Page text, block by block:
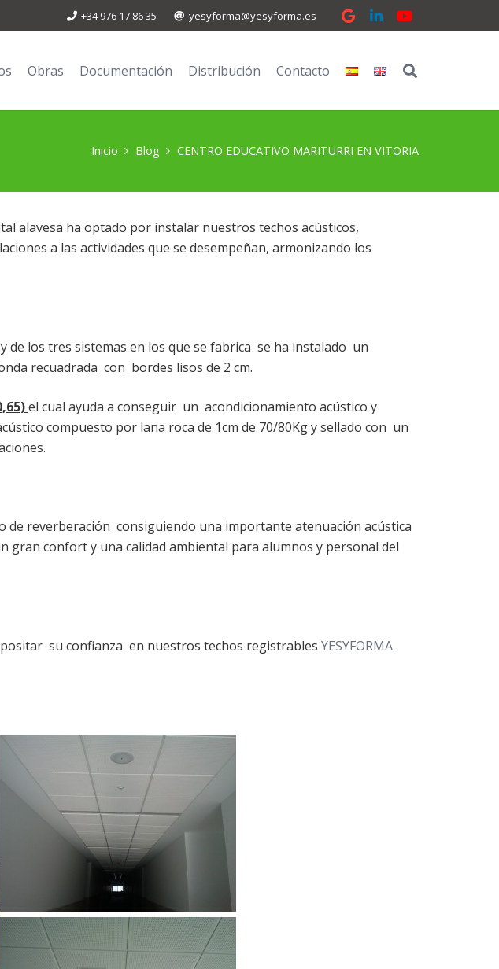
+34 976 17 86 35 yesyforma@yesyforma.es
Obras Documentación Distribución Contacto
Inicio Blog CENTRO EDUCATIVO MARITURRI EN VITORIA
alavesa ha optado por instalar nuestros techos acústicos,
a las actividades que se desempeñan, armonizando los
y de los tres sistemas en los que se fabrica se ha instalado un
recuadrada con bordes lisos de 2 cm.
el cual ayuda a conseguir un acondicionamiento acústico y
compuesto por lana roca de 1cm de 70/80Kg y sellado con un
de reverberación consiguiendo una importante atenuación acústica
confort y una calidad ambiental para alumnos y personal del
su confianza en nuestros techos registrables YESYFORMA